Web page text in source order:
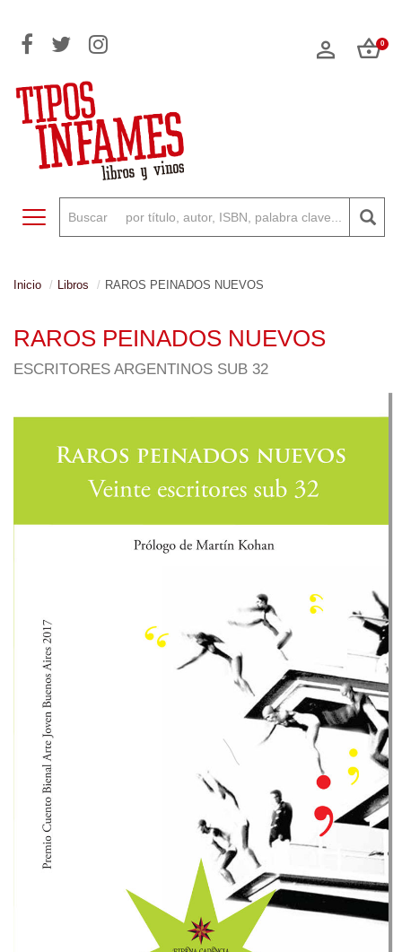
0
Toggle navigation
Inicio Libros RAROS PEINADOS NUEVOS
RAROS PEINADOS NUEVOS
ESCRITORES ARGENTINOS SUB 32